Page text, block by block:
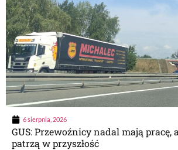
6 sierpnia, 2026
GUS: Przewoźnicy nadal mają pracę,
patrzą w przyszłość